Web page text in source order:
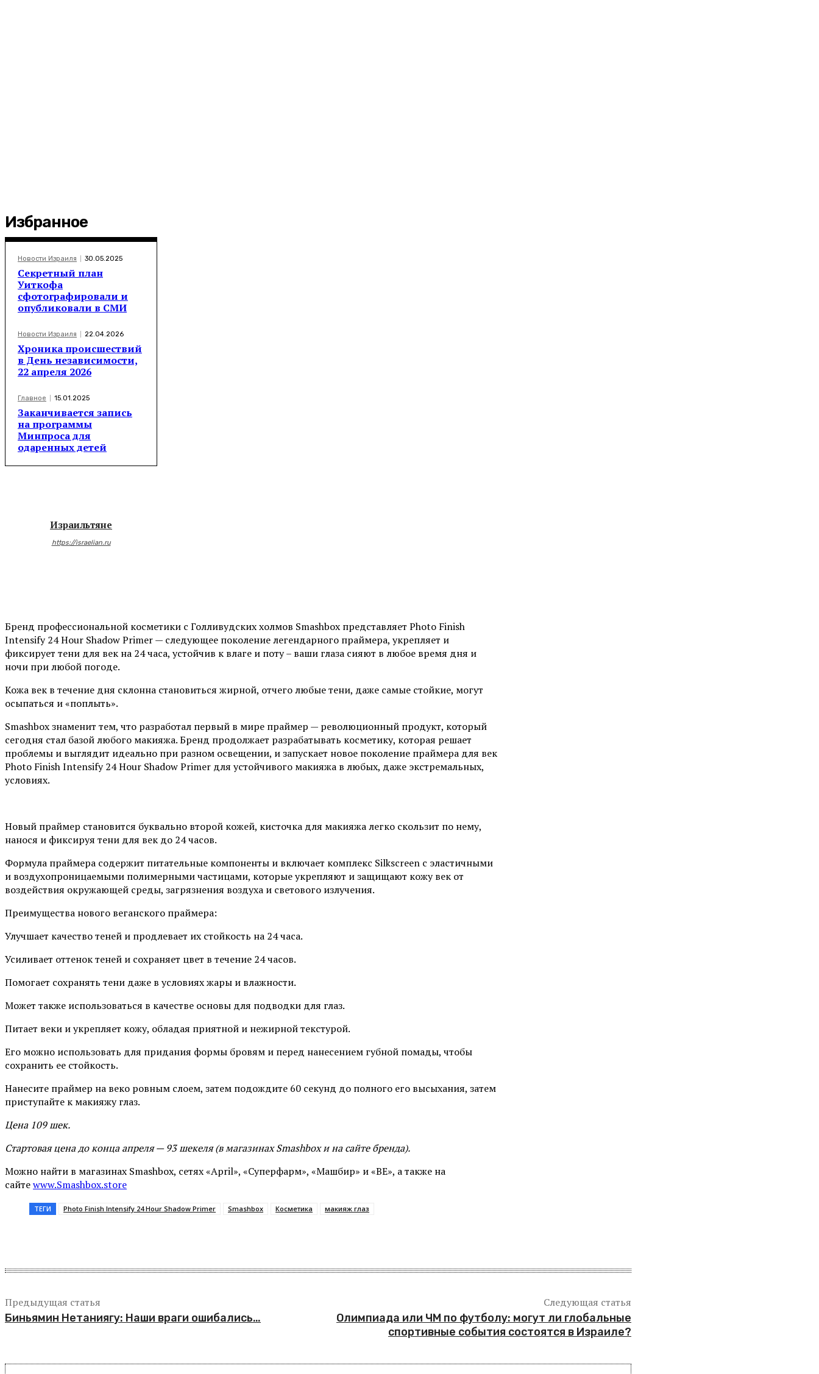
Избранное
Новости Израиля 30.05.2025
Секретный план
Уиткофа
сфотографировали и
опубликовали в СМИ
Новости Израиля 22.04.2026
Хроника происшествий
в День независимости,
22 апреля 2026
Главное 15.01.2025
Заканчивается запись
на программы
Минпроса для
одаренных детей
Израильтяне
https://israelian.ru
Бренд профессиональной косметики с Голливудских холмов Smashbox представляет Photo Finish
Intensify 24 Hour Shadow Primer — следующее поколение легендарного праймера, укрепляет и
фиксирует тени для век на 24 часа, устойчив к влаге и поту – ваши глаза сияют в любое время дня и
ночи при любой погоде.
Кожа век в течение дня склонна становиться жирной, отчего любые тени, даже самые стойкие, могут
осыпаться и «поплыть».
Smashbox знаменит тем, что разработал первый в мире праймер — революционный продукт, который
сегодня стал базой любого макияжа. Бренд продолжает разрабатывать косметику, которая решает
проблемы и выглядит идеально при разном освещении, и запускает новое поколение праймера для век
Photo Finish Intensify 24 Hour Shadow Primer для устойчивого макияжа в любых, даже экстремальных,
условиях.
Новый праймер становится буквально второй кожей, кисточка для макияжа легко скользит по нему,
нанося и фиксируя тени для век до 24 часов.
Формула праймера содержит питательные компоненты и включает комплекс Silkscreen с эластичными
и воздухопроницаемыми полимерными частицами, которые укрепляют и защищают кожу век от
воздействия окружающей среды, загрязнения воздуха и светового излучения.
Преимущества нового веганского праймера:
Улучшает качество теней и продлевает их стойкость на 24 часа.
Усиливает оттенок теней и сохраняет цвет в течение 24 часов.
Помогает сохранять тени даже в условиях жары и влажности.
Может также использоваться в качестве основы для подводки для глаз.
Питает веки и укрепляет кожу, обладая приятной и нежирной текстурой.
Его можно использовать для придания формы бровям и перед нанесением губной помады, чтобы
сохранить ее стойкость.
Нанесите праймер на веко ровным слоем, затем подождите 60 секунд до полного его высыхания, затем
приступайте к макияжу глаз.
Цена 109 шек.
Стартовая цена до конца апреля — 93 шекеля (в магазинах Smashbox и на сайте бренда).
Можно найти в магазинах Smashbox, сетях «April», «Суперфарм», «Машбир» и «ВЕ», а также на
сайтеwww.Smashbox.store
ТЕГИ Photo Finish Intensify 24 Hour Shadow Primer Smashbox Косметика макияж глаз
Предыдущая статья
Биньямин Нетаниягу: Наши враги ошибались…
Следующая статья
Олимпиада или ЧМ по футболу: могут ли глобальные
спортивные события состоятся в Израиле?